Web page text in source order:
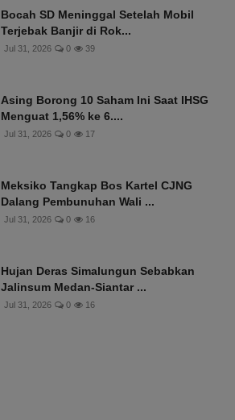
Bocah SD Meninggal Setelah Mobil
Terjebak Banjir di Rok...
Jul 31, 2026 0 39
Asing Borong 10 Saham Ini Saat IHSG
Menguat 1,56% ke 6....
Jul 31, 2026 0 17
Meksiko Tangkap Bos Kartel CJNG
Dalang Pembunuhan Wali ...
Jul 31, 2026 0 16
Hujan Deras Simalungun Sebabkan
Jalinsum Medan-Siantar ...
Jul 31, 2026 0 16